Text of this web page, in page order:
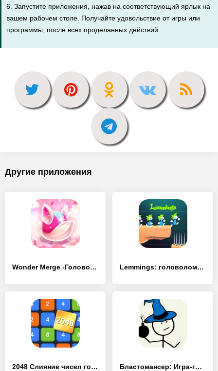
6. Запустите приложения, нажав на соответствующий ярлык на
вашем рабочем столе. Получайте удовольствие от игры или
программы, после всех проделанных действий.
Другие приложения
Wonder Merge -Головоломка игры - [MOD Бесконечные деньги] Lemmings: головоломка - [MOD Бесконечные деньги]
2048 Слияние чисел головоломка - [MOD Бесконечные деньги] Бластомансер: Игра-головоломка - [MOD Бесконечные деньги]